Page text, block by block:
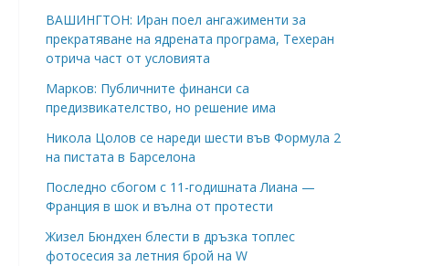
ВАШИНГТОН: Иран поел ангажименти за
прекратяване на ядрената програма, Техеран
отрича част от условията
Марков: Публичните финанси са
предизвикателство, но решение има
Никола Цолов се нареди шести във Формула 2
на пистата в Барселона
Последно сбогом с 11-годишната Лиана —
Франция в шок и вълна от протести
Жизел Бюндхен блести в дръзка топлес
фотосесия за летния брой на W